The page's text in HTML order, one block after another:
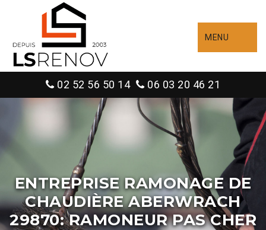
MENU
02 52 56 50 14 06 03 20 46 21
ENTREPRISE RAMONAGE DE
CHAUDIÈRE ABERWRACH
29870: RAMONEUR PAS CHER